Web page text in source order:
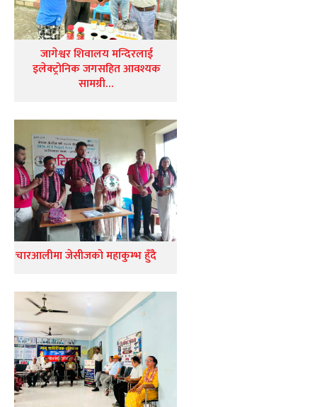
जागेश्वर शिवालय मन्दिरलाई
इलेक्ट्रोनिक जगसहित आवश्यक
सामग्री…
चारआलीमा जेसीजको महाकुम्भ हुँदै